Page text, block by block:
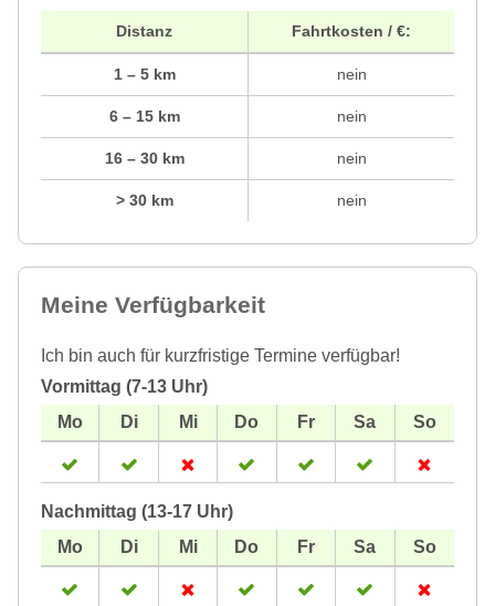
Distanz
1 – 5 km
6 – 15 km
16 – 30 km
> 30 km
Fahrtkosten / €:
nein
nein
nein
nein
Meine Verfügbarkeit
Ich bin auch für kurzfristige Termine verfügbar!
Vormittag (7-13 Uhr)
Nachmittag (13-17 Uhr)